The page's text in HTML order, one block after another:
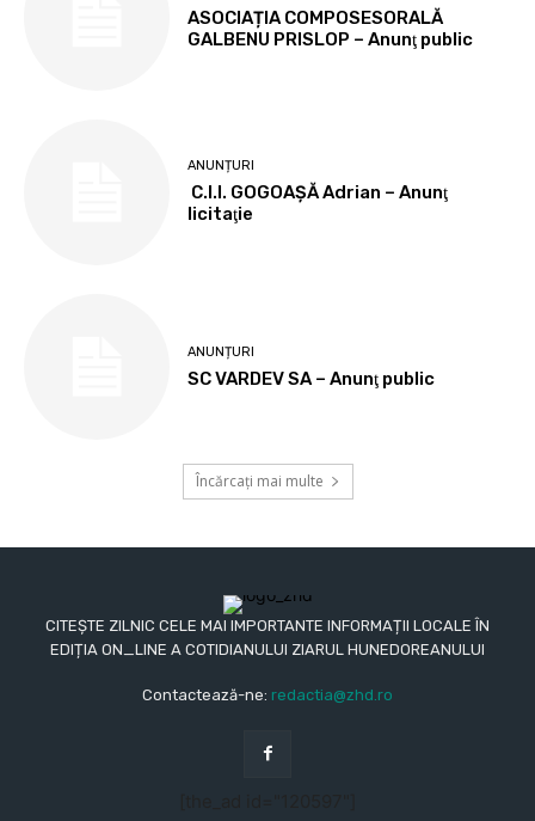
ASOCIAȚIA COMPOSESORALĂ
GALBENU PRISLOP – Anunţ public
ANUNȚURI
C.I.I. GOGOAŞĂ Adrian – Anunţ
licitaţie
ANUNȚURI
SC VARDEV SA – Anunţ public
Încărcați mai multe
CITEȘTE ZILNIC CELE MAI IMPORTANTE INFORMAȚII LOCALE ÎN
EDIȚIA ON_LINE A COTIDIANULUI ZIARUL HUNEDOREANULUI
Contactează-ne: redactia@zhd.ro